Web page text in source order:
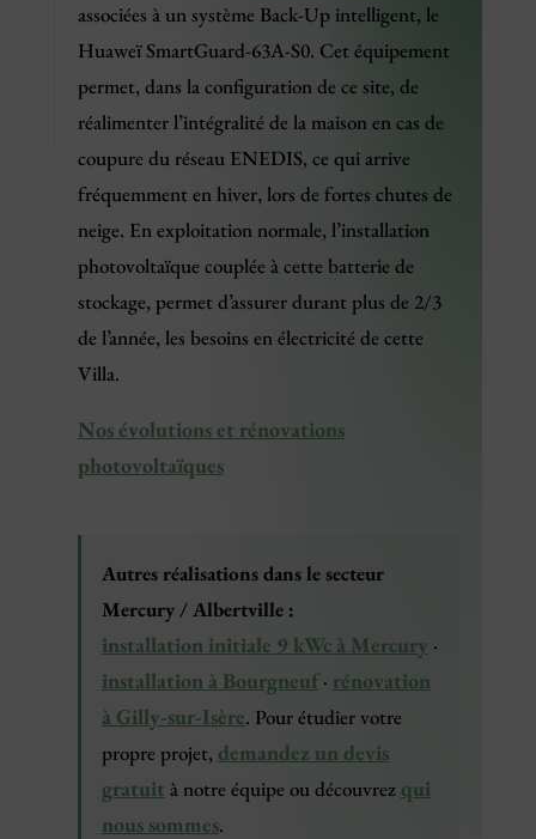
associées à un système Back-Up intelligent, le
Huaweï SmartGuard-63A-S0. Cet équipement
permet, dans la configuration de ce site, de
réalimenter l’intégralité de la maison en cas de
coupure du réseau ENEDIS, ce qui arrive
fréquemment en hiver, lors de fortes chutes de
neige. En exploitation normale, l’installation
photovoltaïque couplée à cette batterie de
stockage, permet d’assurer durant plus de 2/3
de l’année, les besoins en électricité de cette
Villa.
Nos évolutions et rénovations
photovoltaïques
Autres réalisations dans le secteur
Mercury / Albertville :
installation initiale 9 kWc à Mercury ·
installation à Bourgneuf· rénovation
à Gilly-sur-Isère. Pour étudier votre
propre projet, demandez un devis
gratuit à notre équipe ou découvrez qui
nous sommes.